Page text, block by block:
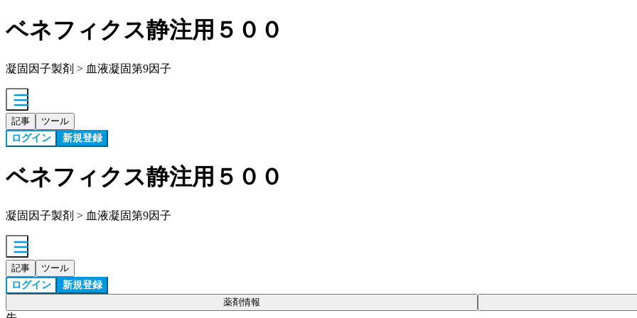
ベネフィクス静注用５００
凝固因子製剤 > 血液凝固第9因子
記事 ツール
ログイン 新規登録
ベネフィクス静注用５００
凝固因子製剤 > 血液凝固第9因子
記事 ツール
ログイン 新規登録
薬剤情報